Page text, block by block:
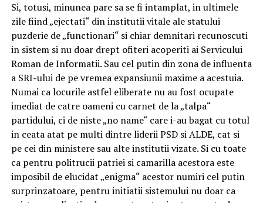
Si, totusi, minunea pare sa se fi intamplat, in ultimele
zile fiind „ejectati“ din institutii vitale ale statului
puzderie de „functionari“ si chiar demnitari recunoscuti
in sistem si nu doar drept ofiteri acoperiti ai Servicului
Roman de Informatii. Sau cel putin din zona de influenta
a SRI-ului de pe vremea expansiunii maxime a acestuia.
Numai ca locurile astfel eliberate nu au fost ocupate
imediat de catre oameni cu carnet de la „talpa“
partidului, ci de niste „no name“ care i-au bagat cu totul
in ceata atat pe multi dintre liderii PSD si ALDE, cat si
pe cei din ministere sau alte institutii vizate. Si cu toate
ca pentru politrucii patriei si camarilla acestora este
imposibil de elucidat „enigma“ acestor numiri cel putin
surprinzatoare, pentru initiatii sistemului nu doar ca